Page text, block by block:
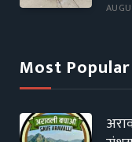
Most Popular